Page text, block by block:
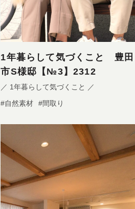
1年暮らして気づくこと 豊田
市S様邸【№3】2312
／ 1年暮らして気づくこと ／
#自然素材
#間取り